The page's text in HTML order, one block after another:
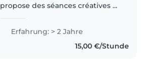
propose des séances créatives et
de 2 à 12 ans, habituée aux
besoins spécifiques. Bilingue et
formée aux premiers secours,..
Erfahrung: > 2 Jahre
15,00 €/Stunde